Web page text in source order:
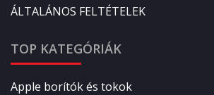
ÁLTALÁNOS FELTÉTELEK
TOP KATEGÓRIÁK
Apple borítók és tokok